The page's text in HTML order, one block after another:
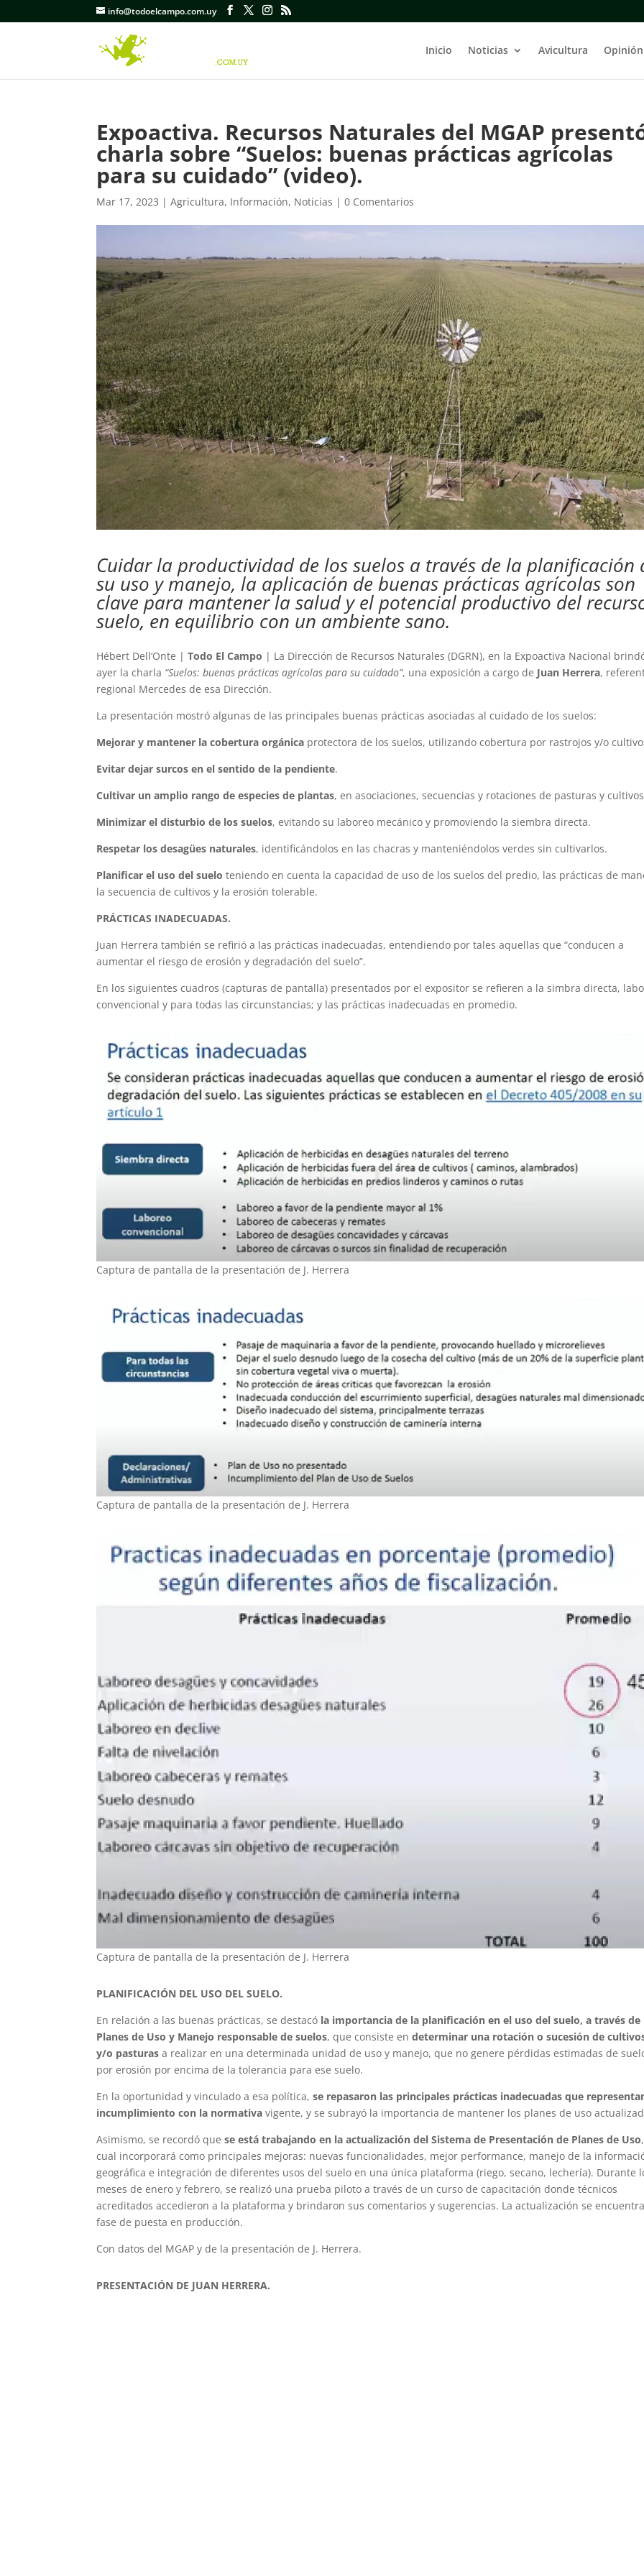
info@todoelcampo.com.uy
Inicio Noticias Avicultura Opinión
Expoactiva. Recursos Naturales del MGAP
charla sobre “Suelos: buenas prácticas agrícolas
para su cuidado” (video).
Mar 17, 2023 |Agricultura, Información, Noticias |0 Comentarios
Cuidar la productividad de los suelos a través de la planificación
su uso y manejo, la aplicación de buenas prácticas agrícolas son
clave para mantener la salud y el potencial productivo del
suelo, en equilibrio con un ambiente sano.
Hébert Dell’Onte |Todo El Campo | La Dirección de Recursos Naturales (DGRN), en la Expoactiva Nacional
ayer la charla “Suelos: buenas prácticas agrícolas para su cuidado”, una exposición a cargo de Juan Herrera,
regional Mercedes de esa Dirección.
La presentación mostró algunas de las principales buenas prácticas asociadas al cuidado de los suelos:
Mejorar y mantener la cobertura orgánica protectora de los suelos, utilizando cobertura por rastrojos y/o
Evitar dejar surcos en el sentido de la pendiente.
Cultivar un amplio rango de especies de plantas, en asociaciones, secuencias y rotaciones de pasturas y
Minimizar el disturbio de los suelos, evitando su laboreo mecánico y promoviendo la siembra directa.
Respetar los desagües naturales, identificándolos en las chacras y manteniéndolos verdes sin cultivarlos.
Planificar el uso del suelo teniendo en cuenta la capacidad de uso de los suelos del predio, las prácticas de
la secuencia de cultivos y la erosión tolerable.
PRÁCTICAS INADECUADAS.
Juan Herrera también se refirió a las prácticas inadecuadas, entendiendo por tales aquellas que “conducen a
aumentar el riesgo de erosión y degradación del suelo”.
En los siguientes cuadros (capturas de pantalla) presentados por el expositor se refieren a la simbra directa,
convencional y para todas las circunstancias; y las prácticas inadecuadas en promedio.
Captura de pantalla de la presentación de J. Herrera
Captura de pantalla de la presentación de J. Herrera
Captura de pantalla de la presentación de J. Herrera
PLANIFICACIÓN DEL USO DEL SUELO.
En relación a las buenas prácticas, se destacó la importancia de la planificación en el uso del suelo, a través de
Planes de Uso y Manejo responsable de suelos, que consiste endeterminar una rotación o sucesión de
y/o pasturas a realizar en una determinada unidad de uso y manejo, que no genere pérdidas estimadas de
por erosión por encima de la tolerancia para ese suelo.
En la oportunidad y vinculado a esa política,se repasaron las principales prácticas inadecuadas que
incumplimiento con la normativa vigente, y se subrayó la importancia de mantener los planes de uso
Asimismo, se recordó quese está trabajando en la actualización del Sistema de Presentación de Planes de Uso
cual incorporará como principales mejoras: nuevas funcionalidades, mejor performance, manejo de la
geográfica e integración de diferentes usos del suelo en una única plataforma (riego, secano, lechería). Durante
meses de enero y febrero, se realizó una prueba piloto a través de un curso de capacitación donde técnicos
acreditados accedieron a la plataforma y brindaron sus comentarios y sugerencias. La actualización se
fase de puesta en producción.
Con datos del MGAP y de la presentación de J. Herrera.
PRESENTACIÓN DE JUAN HERRERA.